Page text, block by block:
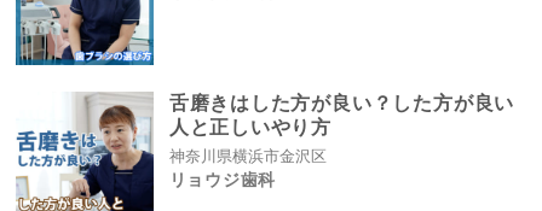
舌磨きはした方が良い？した方が良い
人と正しいやり方
神奈川県横浜市金沢区
リョウジ歯科